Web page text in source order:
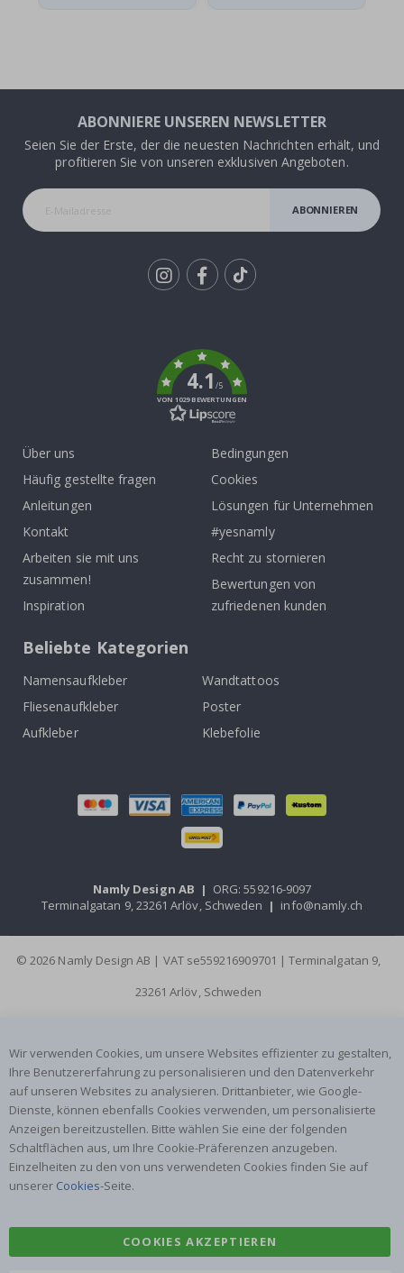
ABONNIERE UNSEREN NEWSLETTER
Seien Sie der Erste, der die neuesten Nachrichten erhält, und
profitieren Sie von unseren exklusiven Angeboten.
ABONNIEREN
4.1/5
VON 1029 BEWERTUNGEN
Über uns
Häufig gestellte fragen
Anleitungen
Kontakt
Arbeiten sie mit uns
zusammen!
Inspiration
Bedingungen
Cookies
Lösungen für Unternehmen
#yesnamly
Recht zu stornieren
Bewertungen von
zufriedenen kunden
Beliebte Kategorien
Namensaufkleber
Wandtattoos
Fliesenaufkleber
Poster
Aufkleber
Klebefolie
Namly Design AB | ORG: 559216-9097
Terminalgatan 9, 23261 Arlöv, Schweden | info@namly.ch
© 2026 Namly Design AB | VAT se559216909701 | Terminalgatan 9,
23261 Arlöv, Schweden
Wir verwenden Cookies, um unsere Websites effizienter zu gestalten,
Ihre Benutzererfahrung zu personalisieren und den Datenverkehr
auf unseren Websites zu analysieren. Drittanbieter, wie Google-
Dienste, können ebenfalls Cookies verwenden, um personalisierte
Anzeigen bereitzustellen. Bitte wählen Sie eine der folgenden
Schaltflächen aus, um Ihre Cookie-Präferenzen anzugeben.
Einzelheiten zu den von uns verwendeten Cookies finden Sie auf
unserer Cookies-Seite.
COOKIES AKZEPTIEREN